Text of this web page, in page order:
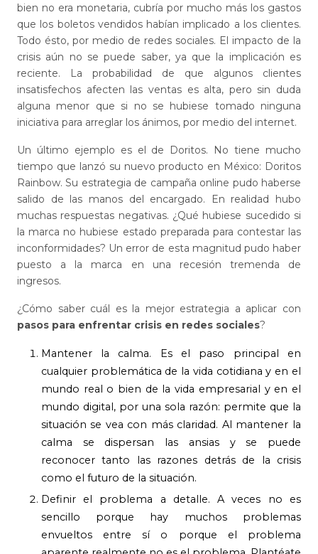
bien no era monetaria, cubría por mucho más los gastos
que los boletos vendidos habían implicado a los clientes.
Todo ésto, por medio de redes sociales. El impacto de la
crisis aún no se puede saber, ya que la implicación es
reciente. La probabilidad de que algunos clientes
insatisfechos afecten las ventas es alta, pero sin duda
alguna menor que si no se hubiese tomado ninguna
iniciativa para arreglar los ánimos, por medio del internet.
Un último ejemplo es el de Doritos. No tiene mucho
tiempo que lanzó su nuevo producto en México: Doritos
Rainbow. Su estrategia de campaña online pudo haberse
salido de las manos del encargado. En realidad hubo
muchas respuestas negativas. ¿Qué hubiese sucedido si
la marca no hubiese estado preparada para contestar las
inconformidades? Un error de esta magnitud pudo haber
puesto a la marca en una recesión tremenda de
ingresos.
¿Cómo saber cuál es la mejor estrategia a aplicar con
pasos para enfrentar crisis en redes sociales?
Mantener la calma. Es el paso principal en
cualquier problemática de la vida cotidiana y en el
mundo real o bien de la vida empresarial y en el
mundo digital, por una sola razón: permite que la
situación se vea con más claridad. Al mantener la
calma se dispersan las ansias y se puede
reconocer tanto las razones detrás de la crisis
como el futuro de la situación.
Definir el problema a detalle. A veces no es
sencillo porque hay muchos problemas
envueltos entre sí o porque el problema